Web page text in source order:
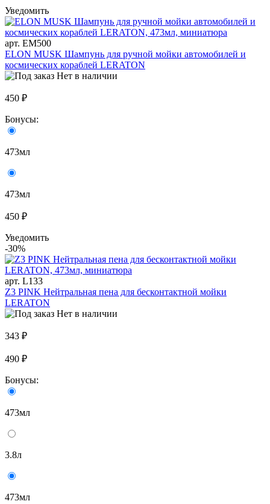
Уведомить
арт. EM500
ELON MUSK Шампунь для ручной мойки автомобилей и
космических кораблей LERATON
Нет в наличии
450 ₽
Бонусы:
473мл
473мл
450 ₽
Уведомить
-30%
арт. L133
Z3 PINK Нейтральная пена для бесконтактной мойки
LERATON
Нет в наличии
343 ₽
490 ₽
Бонусы:
473мл
3.8л
473мл